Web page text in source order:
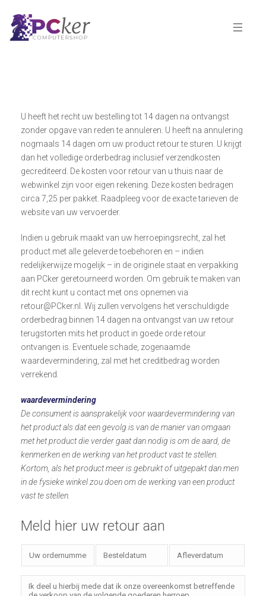
U heeft het recht uw bestelling tot 14 dagen na ontvangst
zonder opgave van reden te annuleren. U heeft na annulering
nogmaals 14 dagen om uw product retour te sturen. U krijgt
dan het volledige orderbedrag inclusief verzendkosten
gecrediteerd. De kosten voor retour van u thuis naar de
webwinkel zijn voor eigen rekening. Deze kosten bedragen
circa 7,25 per pakket. Raadpleeg voor de exacte tarieven de
website van uw vervoerder.
Indien u gebruik maakt van uw herroepingsrecht, zal het
product met alle geleverde toebehoren en – indien
redelijkerwijze mogelijk – in de originele staat en verpakking
aan PCker geretourneerd worden. Om gebruik te maken van
dit recht kunt u contact met ons opnemen via
retour@PCker.nl. Wij zullen vervolgens het verschuldigde
orderbedrag binnen 14 dagen na ontvangst van uw retour
terugstorten mits het product in goede orde retour
ontvangen is. Eventuele schade, zogenaamde
waardevermindering, zal met het creditbedrag worden
verrekend.
waardevermindering
De consument is aansprakelijk voor waardevermindering van
het product als dat een gevolg is van de manier van omgaan
met het product die verder gaat dan nodig is om de aard, de
kenmerken en de werking van het product vast te stellen.
Kortom, als het product meer is gebruikt of uitgepakt dan men
in de fysieke winkel zou doen om de werking van een product
vast te stellen.
Meld hier uw retour aan